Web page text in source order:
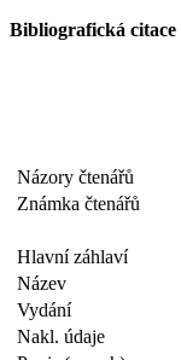
Bibliografická citace
Názory čtenářů
Známka čtenářů
Hlavní záhlaví
Název
Vydání
Nakl. údaje